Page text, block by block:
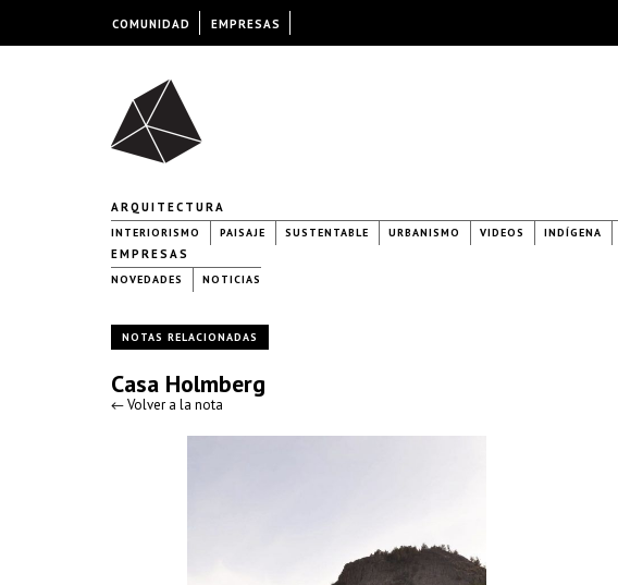
ARQUITECTURA
INTERIORISMO PAISAJE SUSTENTABLE URBANISMO VIDEOS INDÍGENA
EMPRESAS
NOVEDADES NOTICIAS
NOTAS RELACIONADAS
Casa Holmberg
← Volver a la nota
COMUNIDAD EMPRESAS